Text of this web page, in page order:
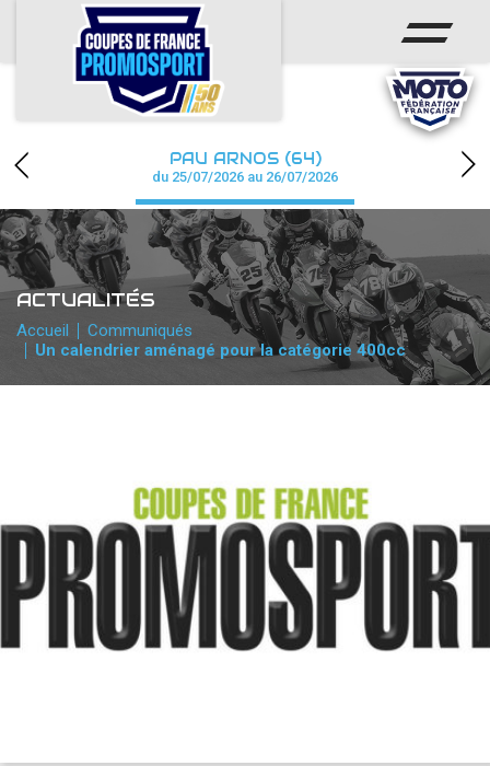
ACCUEIL
ACTUS
CALENDRIER
CHAMPIONNAT
RÉSULTATS
PHOTOS / WEB TV
PARTENAIRES
PAU ARNOS (64)
du 25/07/2026 au 26/07/2026
ACTUALITÉS
Accueil
Communiqués
Un calendrier aménagé pour la catégorie 400cc